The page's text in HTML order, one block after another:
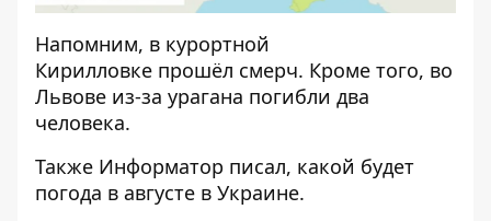
Напомним, в курортной
Кирилловке прошёл смерч. Кроме того, во
Львове из-за урагана погибли два
человека.
Также Информатор писал, какой будет
погода в августе в Украине.